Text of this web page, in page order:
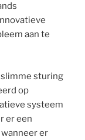
aan te
sturing
op
systeem
er een
er